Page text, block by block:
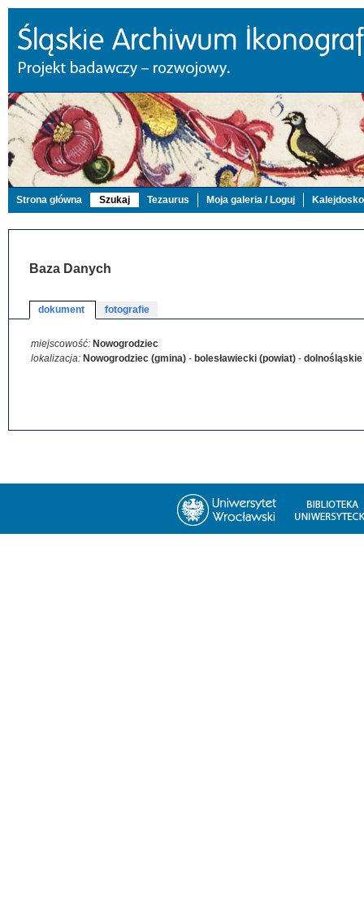
Strona główna Szukaj Tezaurus Moja galeria / Loguj
Baza Danych
dokument fotografie
miejscowość: Nowogrodziec
lokalizacja: Nowogrodziec (gmina) - bolesławiecki (powiat) - dolnośląskie